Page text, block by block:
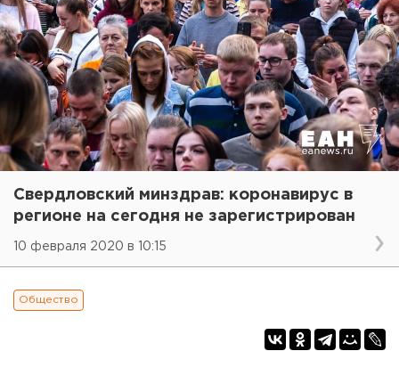
Свердловский минздрав: коронавирус в
регионе на сегодня не зарегистрирован
10 февраля 2020 в 10:15
Общество